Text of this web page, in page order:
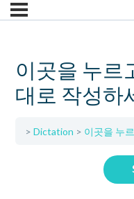
이곳을 누르
대로 작성하
Dictation 이곳을 누르